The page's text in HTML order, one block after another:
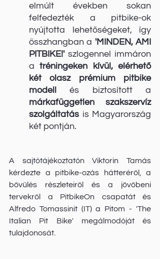
elmúlt években sokan
felfedezték a pitbike-ok
nyújtotta lehetőségeket, így
összhangban a 'MINDEN, AMI
PITBIKE!' szlogennel immáron
a tréningeken kívül, elérhető
két olasz prémium pitbike
modell
márkafüggetlen szakszervíz
szolgáltatás is Magyarország
két pontján.
A sajtótájékoztatón Viktorin Tamás
kérdezte a pitbike-ozás hátteréről, a
bővülés részleteiről és a jövőbeni
tervekről a PitbikeOn csapatát és
Alfredo Tomassinit (IT) a Pitom - 'The
Italian Pit Bike' megálmodóját és
tulajdonosát.